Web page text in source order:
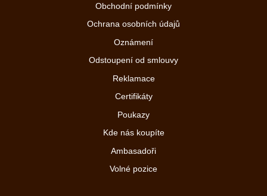
Obchodní podmínky
Ochrana osobních údajů
Oznámení
Odstoupení od smlouvy
Reklamace
Certifikáty
Poukazy
Kde nás koupíte
Ambasadoři
Volné pozice